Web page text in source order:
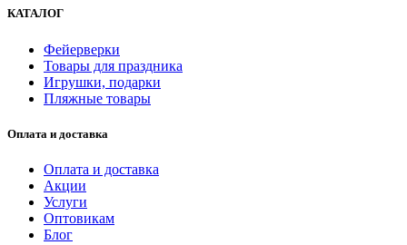
КАТАЛОГ
Фейерверки
Товары для праздника
Игрушки, подарки
Пляжные товары
Оплата и доставка
Оплата и доставка
Акции
Услуги
Оптовикам
Блог